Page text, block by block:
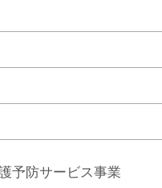
予防サービス事業